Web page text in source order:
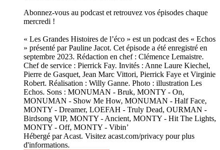
Abonnez-vous au podcast et retrouvez vos épisodes chaque
mercredi !
« Les Grandes Histoires de l’éco » est un podcast des « Echos
» présenté par Pauline Jacot. Cet épisode a été enregistré en
septembre 2023. Rédaction en chef : Clémence Lemaistre.
Chef de service : Pierrick Fay. Invités : Anne Laure Kiechel,
Pierre de Gasquet, Jean Marc Vittori, Pierrick Faye et Virginie
Robert. Réalisation : Willy Ganne. Photo : illustration Les
Echos. Sons : MONUMAN - Bruk, MONTY - On,
MONUMAN - Show Me How, MONUMAN - Half Face,
MONTY - Dreamer, LOEFAH - Truly Dead, OURMAN -
Birdsong VIP, MONTY - Ancient, MONTY - Hit The Lights,
MONTY - Off, MONTY - Vibin’
Hébergé par Acast. Visitez acast.com/privacy pour plus
d'informations.